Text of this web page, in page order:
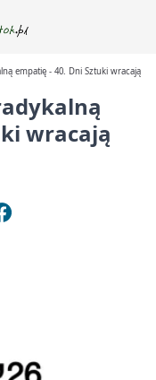
empatię - 40. Dni Sztuki wracają
wracają